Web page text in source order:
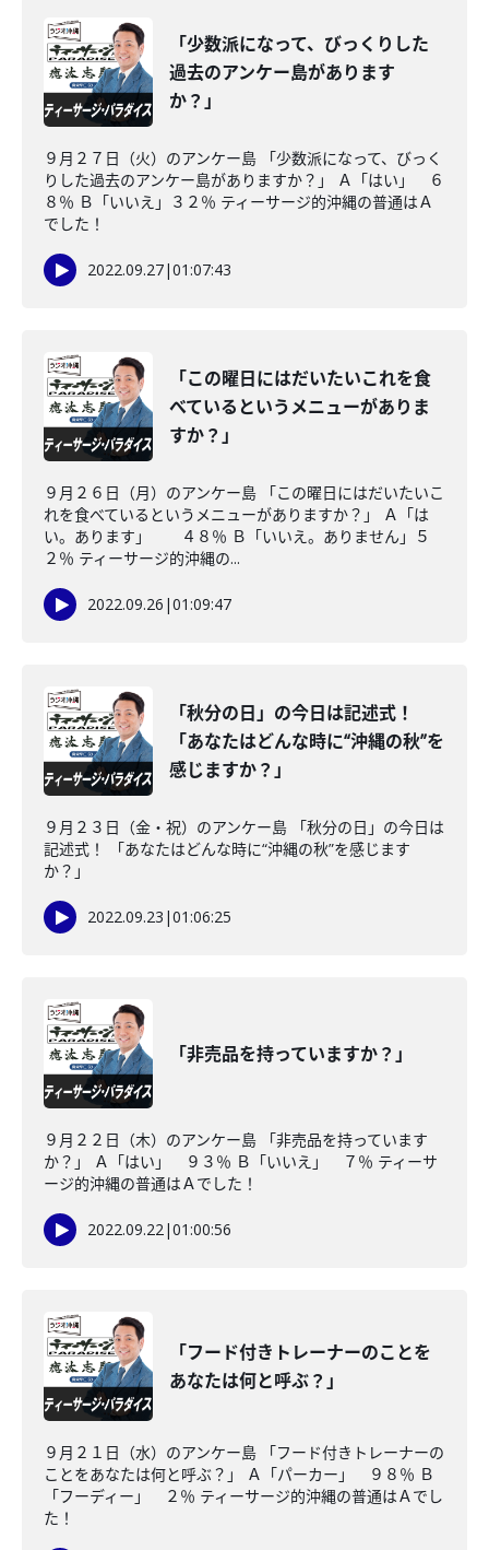
「少数派になって、びっくりした
過去のアンケー島があります
か？」
９月２７日（火）のアンケー島 「少数派になって、びっく
りした過去のアンケー島がありますか？」 Ａ「はい」 ６
８％ Ｂ「いいえ」３２％ ティーサージ的沖縄の普通はＡ
でした！
2022.09.27|01:07:43
「この曜日にはだいたいこれを食
べているというメニューがありま
すか？」
９月２６日（月）のアンケー島 「この曜日にはだいたいこ
れを食べているというメニューがありますか？」 Ａ「は
い。あります」 ４８％ Ｂ「いいえ。ありません」５
２％ ティーサージ的沖縄の...
2022.09.26 |01:09:47
「秋分の日」の今日は記述式！
「あなたはどんな時に“沖縄の秋”を
感じますか？」
９月２３日（金・祝）のアンケー島 「秋分の日」の今日は
記述式！ 「あなたはどんな時に“沖縄の秋”を感じます
か？」
2022.09.23 |01:06:25
「非売品を持っていますか？」
９月２２日（木）のアンケー島 「非売品を持っています
か？」 Ａ「はい」 ９３％ Ｂ「いいえ」 ７％ ティーサ
ージ的沖縄の普通はＡでした！
2022.09.22|01:00:56
「フード付きトレーナーのことを
あなたは何と呼ぶ？」
９月２１日（水）のアンケー島 「フード付きトレーナーの
ことをあなたは何と呼ぶ？」 Ａ「パーカー」 ９８％ Ｂ
「フーディー」 ２％ ティーサージ的沖縄の普通はＡでし
た！